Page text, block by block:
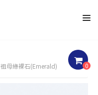
0
祖母綠裸石(Emerald)